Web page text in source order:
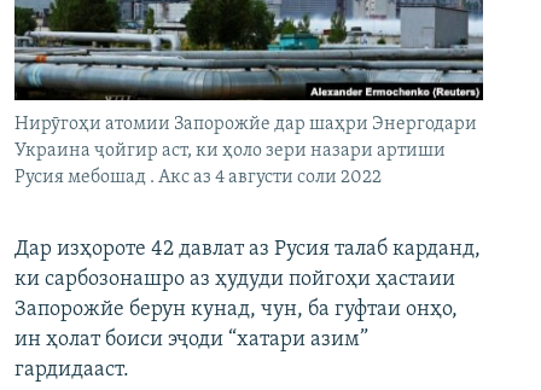
ГУЗОРИШҲОИ РАДИОӢ
Русский
Ҳамаи сомонаҳои RFE/RL
Нирӯгоҳи атомии Запорожйе дар шаҳри Энергодари
Украина ҷойгир аст, ки ҳоло зери назари артиши
Русия мебошад . Акс аз 4 августи соли 2022
Дар изҳороте 42 давлат аз Русия талаб карданд,
ки сарбозонашро аз ҳудуди пойгоҳи ҳастаии
Запорожйе берун кунад, чун, ба гуфтаи онҳо,
ин ҳолат боиси эҷоди “хатари азим”
гардидааст.